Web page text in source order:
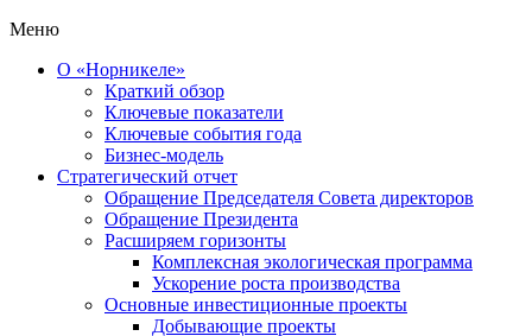
Меню
О «Норникеле»
Краткий обзор
Ключевые показатели
Ключевые события года
Бизнес-модель
Стратегический отчет
Обращение Председателя Совета директоров
Обращение Президента
Расширяем горизонты
Комплексная экологическая программа
Ускорение роста производства
Основные инвестиционные проекты
Добывающие проекты